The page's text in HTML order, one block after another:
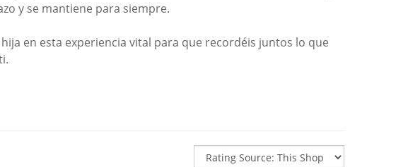
y se mantiene para siempre.
en esta experiencia vital para que recordéis juntos lo que